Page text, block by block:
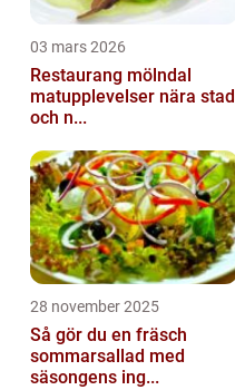
03 mars 2026
Restaurang mölndal
matupplevelser nära stad
och n...
28 november 2025
Så gör du en fräsch
sommarsallad med
säsongens ing...